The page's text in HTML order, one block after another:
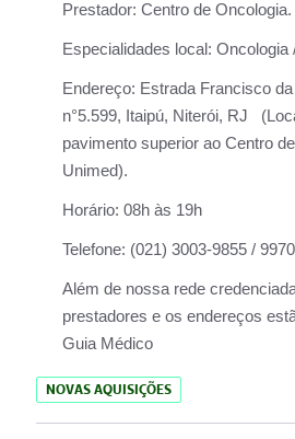
Prestador: Centro de Oncologia.
Especialidades local: Oncologia
Endereço: Estrada Francisco
n°5.599, Itaipú, Niterói, RJ
pavimento superior ao Centro
Unimed).
Horário: 08h às 19h
Telefone: (021) 3003-9855 /
Além de nossa rede
prestadores e os endereços
Guia Médico
NOVAS AQUISIÇÕES